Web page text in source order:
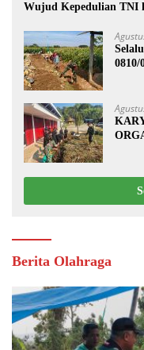
Wujud Kepedulian TNI
0810/
Berita Olahraga